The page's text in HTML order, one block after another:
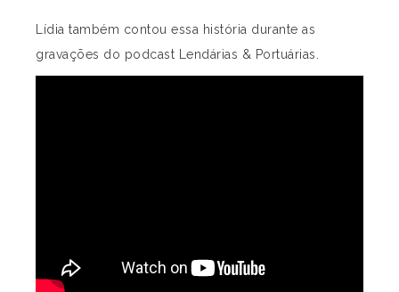
Lídia também contou essa história durante as
gravações do podcast Lendárias & Portuárias.